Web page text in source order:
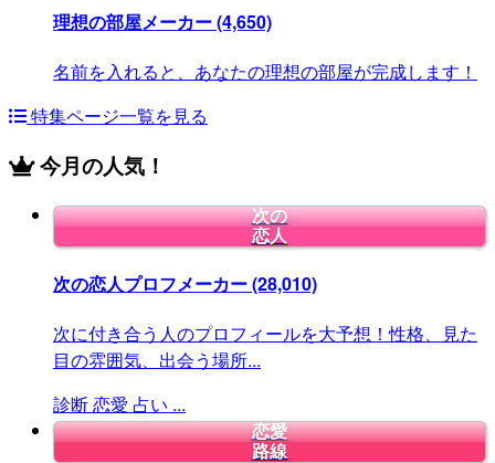
理想の部屋メーカー(4,650)
名前を入れると、あなたの理想の部屋が完成します！
特集ページ一覧を見る
今月の人気！
次の
恋人
次の恋人プロフメーカー(28,010)
次に付き合う人のプロフィールを大予想！性格、見た
目の雰囲気、出会う場所...
診断恋愛 占い ...
恋愛
路線